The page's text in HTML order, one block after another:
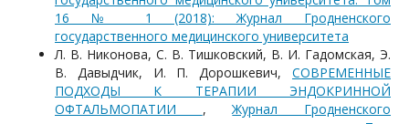
16 № 1 (2018): Журнал Гродненского
государственного медицинского университета
Л. В. Никонова, С. В. Тишковский, В. И. Гадомская, Э.
В. Давыдчик, И. П. Дорошкевич, СОВРЕМЕННЫЕ
ПОДХОДЫ К ТЕРАПИИ ЭНДОКРИННОЙ
ОФТАЛЬМОПАТИИ ,Журнал Гродненского